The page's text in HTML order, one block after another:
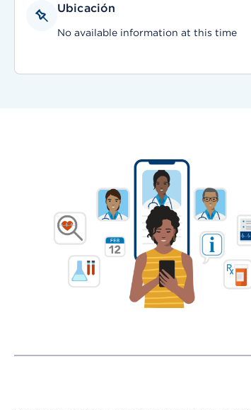
Ubicación
No available information at this time